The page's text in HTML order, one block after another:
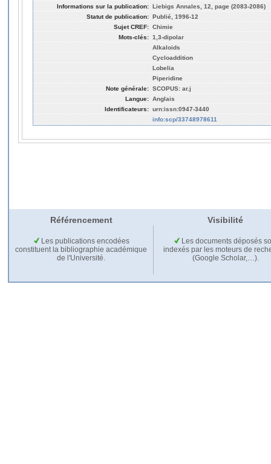
Informations sur la publication: Liebigs Annales, 12, page (2083-2086)
Statut de publication: Publié, 1996-12
Sujet CREF: Chimie
Mots-clés: 1,3-dipolar
Alkaloids
Cycloaddition
Lobelia
Piperidine
Note générale: SCOPUS: ar.j
Langue: Anglais
Identificateurs: urn:issn:0947-3440
info:scp/33748978611
Référencement Visibilité
Les publications encodées
constituent la bibliographie académique
de l'Université.
Les documents déposés
indexés par les moteurs de
(Google Scholar,…).